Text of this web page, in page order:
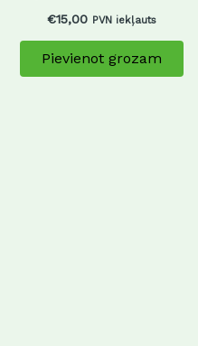
€15,00 PVN iekļauts
Pievienot grozam